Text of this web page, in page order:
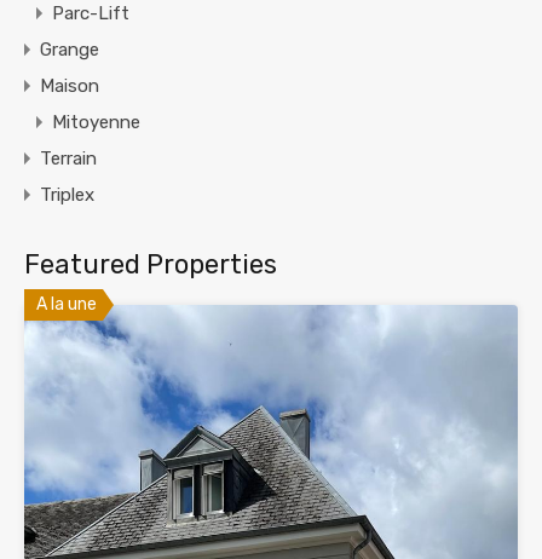
Parc-Lift
Grange
Maison
Mitoyenne
Terrain
Triplex
Featured Properties
A la une